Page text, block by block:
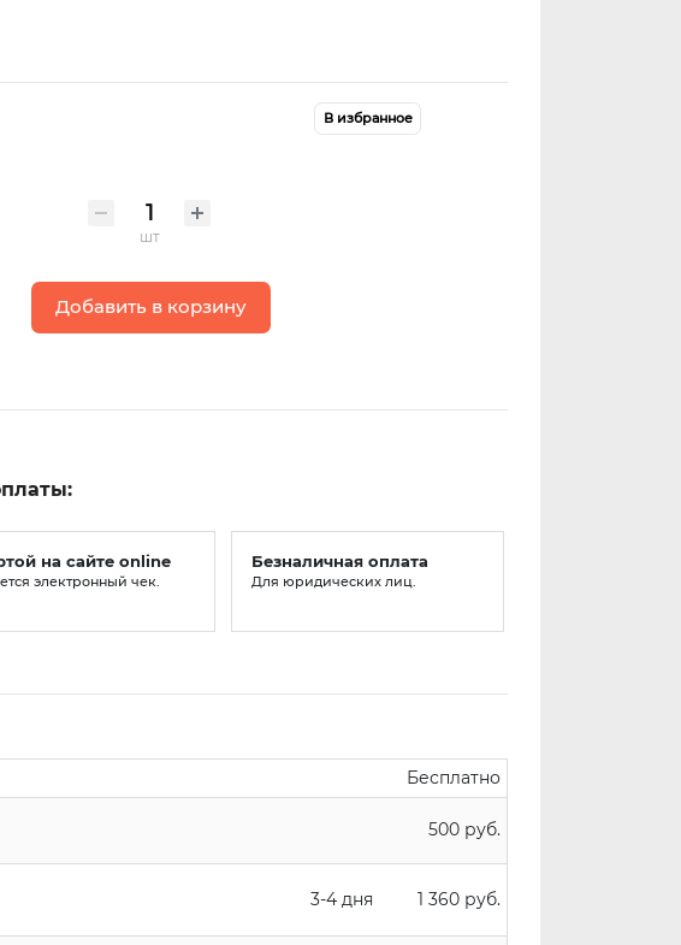
шт
Добавить в корзину
В избранное
на сайте online
электронный чек.
Безналичная оплата
Для юридических лиц.
Бесплатно
500 руб.
3-4 дня 1 360 руб.